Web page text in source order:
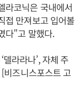
라코닉은 국내에서
접 만져보고 입어볼
다"고 말했다.
라라나’, 자체 주
비즈니스포스트 고